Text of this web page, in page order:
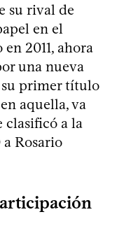
su rival de
en el
2011, ahora
una nueva
su primer título
aquella, va
clasificó a la
Rosario